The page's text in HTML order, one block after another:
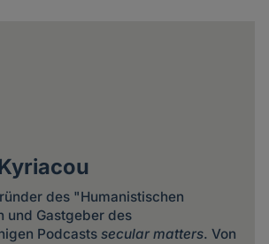
des "Humanistischen
und Gastgeber des
Podcasts secular matters. Von